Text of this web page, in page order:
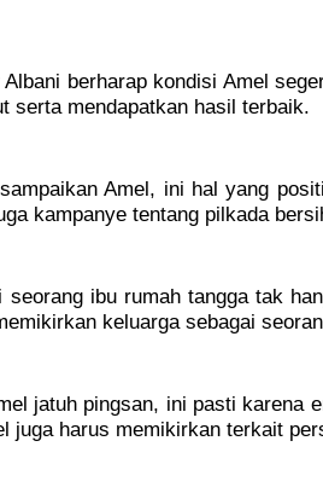
berharap kondisi Amel
serta mendapatkan hasil terbaik.
Amel, ini hal yang
kampanye tentang pilkada
seorang ibu rumah tangga tak
keluarga sebagai
jatuh pingsan, ini pasti karena
juga harus memikirkan terkait